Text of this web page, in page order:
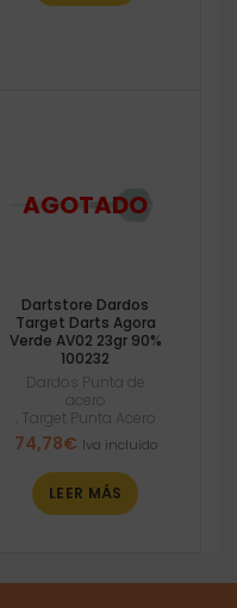
Dartstore Dardos
Target Darts Agora
Verde AV02 23gr 90%
100232
Dardos Punta de
acero
Target Punta Acero
74,78€ Iva incluido
LEER MÁS